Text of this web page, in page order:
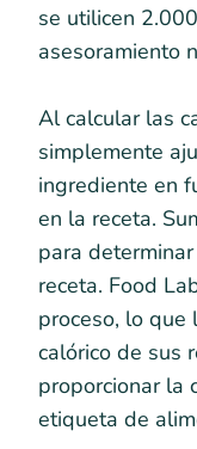
se utilicen
asesoramiento
Al calcular las
simplemente
ingrediente en
en la receta.
para
receta. Food
proceso, lo que
calórico de sus
proporcionar la
etiqueta de